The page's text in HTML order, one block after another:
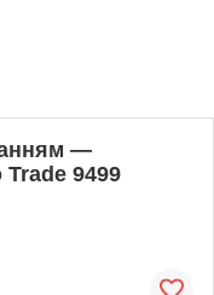
—
9499